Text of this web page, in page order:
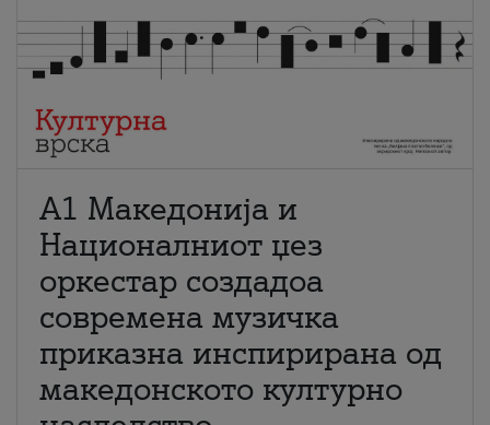
А1 Македонија и
Националниот џез
оркестар создадоа
современа музичка
приказна инспирирана од
македонското културно